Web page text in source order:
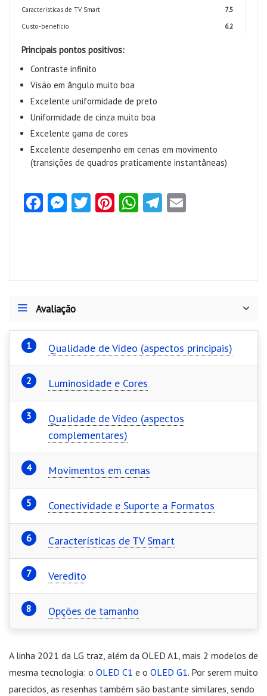
Características de TV Smart
7.5
Custo-benefício
6.2
Principais pontos positivos:
Contraste infinito
Visão em ângulo muito boa
Excelente uniformidade de preto
Uniformidade de cinza muito boa
Excelente gama de cores
Excelente desempenho em cenas em movimento
(transições de quadros praticamente instantâneas)
Fa
k
M
er
T Pi W Te
Avaliação
Qualidade de Vídeo (aspectos principais)
Luminosidade e Cores
Qualidade de Vídeo (aspectos
complementares)
Movimentos em cenas
Conectividade e Suporte a Formatos
Características de TV Smart
Veredito
Opções de tamanho
A linha 2021 da LG traz, além da OLED A1, mais 2 modelos de
mesma tecnologia: o OLED C1 e o OLED G1. Por serem muito
parecidos, as resenhas também são bastante similares, sendo